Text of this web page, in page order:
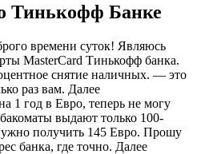
Тинькофф Банке
времени суток! Являюсь
MasterCard Тинькофф банка.
снятие наличных. — это
раз вам. Далее
1 год в Евро, теперь не могу
выдают только 100-
получить 145 Евро. Прошу
банка, где точно. Далее